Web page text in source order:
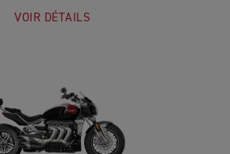
VOIR DÉTAILS